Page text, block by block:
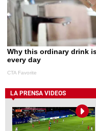
LA PRENSA VIDEOS